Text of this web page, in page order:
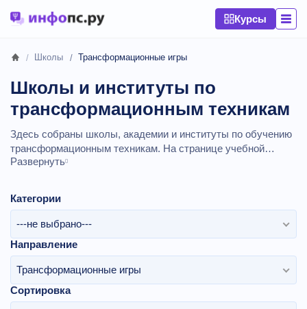
Курсы
Школы Трансформационные игры
Школы и институты по
трансформационным техникам
Здесь собраны школы, академии и институты по обучению
трансформационным техникам. На странице учебной
организации вы найдете подробную информацию о
Развернуть
Категории
---не выбрано---
Направление
Трансформационные игры
Сортировка